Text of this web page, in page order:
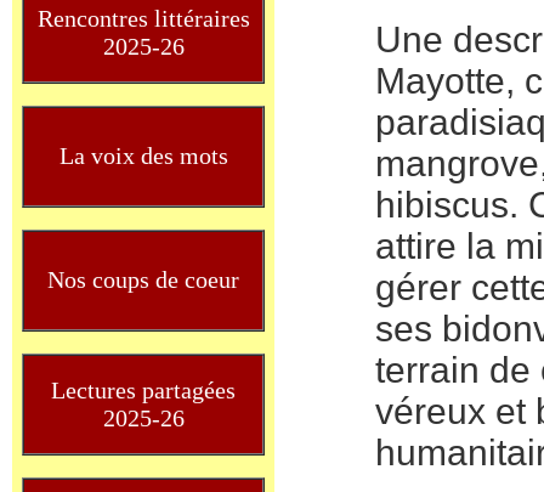
Rencontres littéraires
2025-26
La voix des mots
Nos coups de coeur
Lectures partagées
2025-26
Une
Mayotte,
hibiscus.
attire la
gérer
ses
terrain de
véreux et